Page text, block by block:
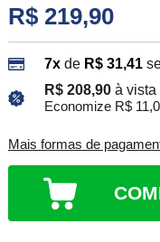
R$ 219,90
7xde R$ 31,41
R$ 208,90 à vista
Economize R$
Mais formas de